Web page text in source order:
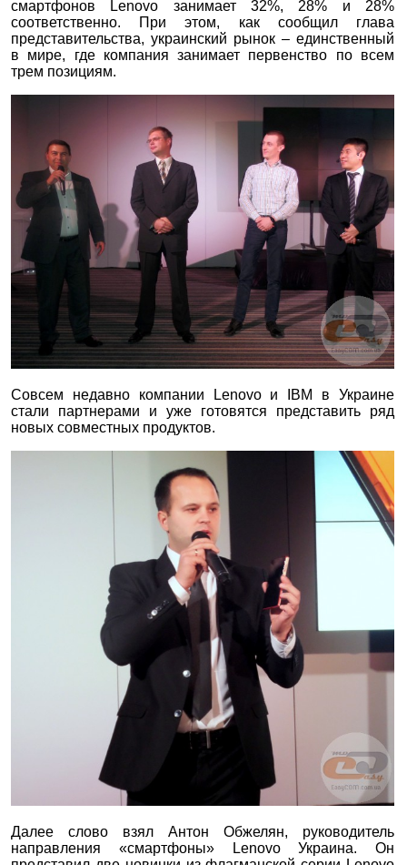
смартфонов Lenovo занимает 32%, 28% и 28%
соответственно. При этом, как сообщил глава
представительства, украинский рынок – единственный
в мире, где компания занимает первенство по всем
трем позициям.
Совсем недавно компании Lenovo и IBM в Украине
стали партнерами и уже готовятся представить ряд
новых совместных продуктов.
Далее слово взял Антон Обжелян, руководитель
направления «смартфоны» Lenovo Украина. Он